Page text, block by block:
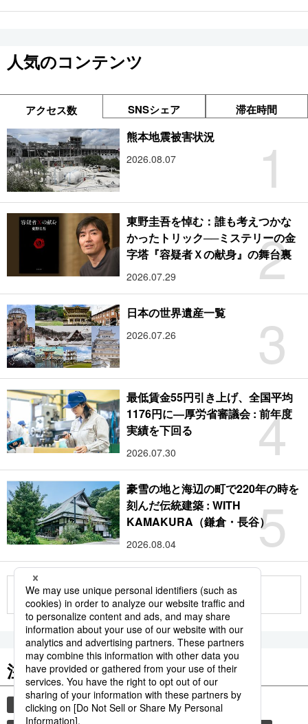
人気のコンテンツ
アクセス数 SNSシェア 滞在時間
1
熊本地震被害状況
2026.08.07
2
東野圭吾を悼む：誰も考えつかな
かったトリック──ミステリーの金
字塔『容疑者Ｘの献身』の舞台裏
2026.07.29
3
日本の世界遺産一覧
2026.07.26
4
最低賃金55円引き上げ、全国平均
1176円に―厚労省審議会 : 前年度
実績を下回る
2026.07.30
5
豪雪の地と海辺の町で220年の時を
刻んだ伝統建築 : WITH
KAMAKURA（鎌倉・長谷）
2026.08.04
もっと見る
注目のキーワード
共同通信ニュース イチロー
国民栄誉賞